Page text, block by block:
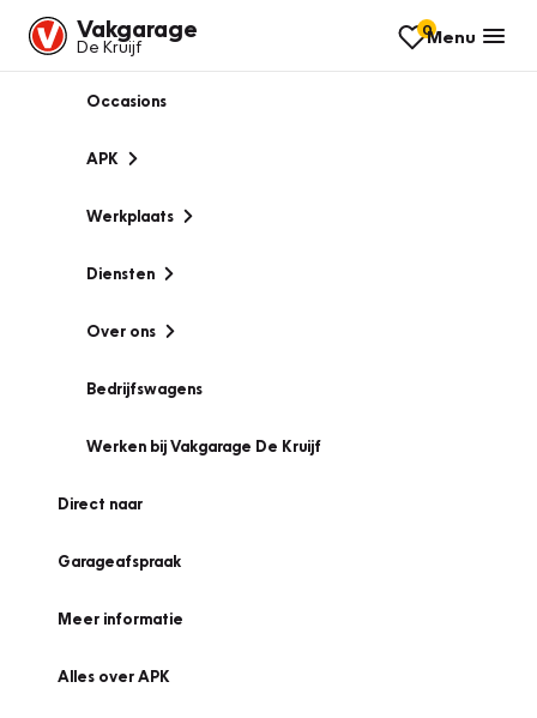
Vakgarage
De Kruijf
0Menu
Occasions
APK
Werkplaats
Diensten
Over ons
Bedrijfswagens
Werken bij Vakgarage De Kruijf
Direct naar
Garageafspraak
Meer informatie
Alles over APK